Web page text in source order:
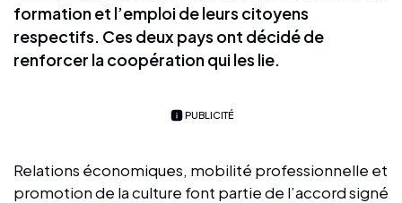
formation et l’emploi de leurs citoyens
respectifs. Ces deux pays ont décidé de
renforcer la coopération qui les lie.
PUBLICITÉ
Relations économiques, mobilité professionnelle et
promotion de la culture font partie de l’accord signé